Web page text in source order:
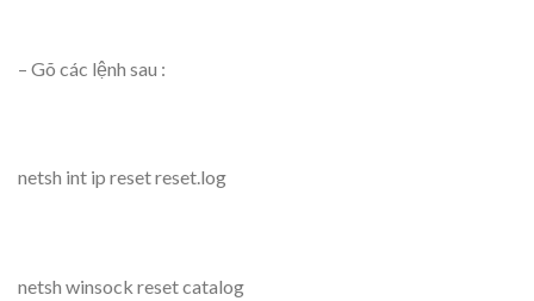
– Gõ các lệnh sau :
netsh int ip reset reset.log
netsh winsock reset catalog